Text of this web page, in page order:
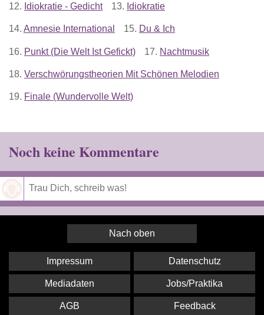
12. Idiokratie - Gedicht 13. Idiokratie
14. Amnesie International 15. Du & Ich
16. Punkt (Die Welt Ist Gefickt) 17. Nachtmusik
18. Verschwörungstheorien Mit Schönen Melodien
19. Finale (Wundervolle Welt)
Noch keine Kommentare
Nach oben
Impressum Datenschutz
Mediadaten Jobs/Praktika
AGB Feedback